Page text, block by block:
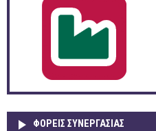
ΦΟΡΕΙΣ ΣΥΝΕΡΓΑΣΙΑΣ